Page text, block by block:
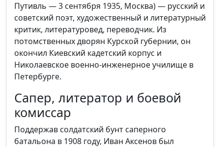
Путивль — 3 сентября 1935, Москва) — русский и
советский поэт, художественный и литературный
критик, литературовед, переводчик. Из
потомственных дворян Курской губернии, он
окончил Киевский кадетский корпус и
Николаевское военно-инженерное училище в
Петербурге.
Сапер, литератор и боевой
комиссар
Поддержав солдатский бунт саперного
батальона в 1908 году, Иван Аксенов был